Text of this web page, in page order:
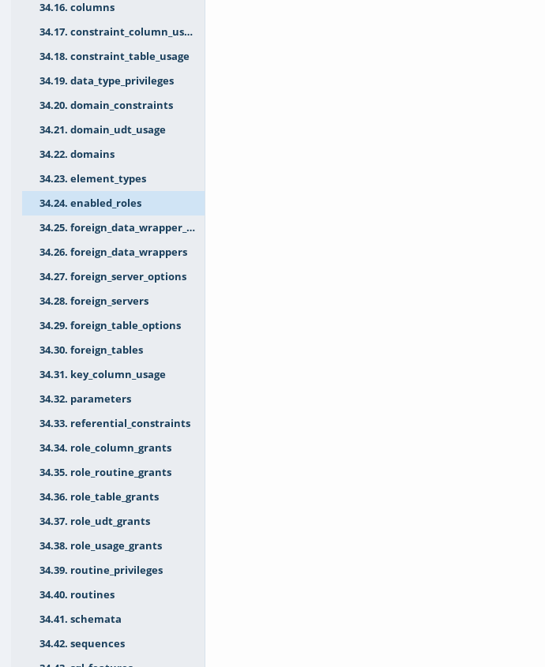
34.16. columns
34.17. constraint_column_usage
34.18. constraint_table_usage
34.19. data_type_privileges
34.20. domain_constraints
34.21. domain_udt_usage
34.22. domains
34.23. element_types
34.24. enabled_roles
34.25. foreign_data_wrapper_options
34.26. foreign_data_wrappers
34.27. foreign_server_options
34.28. foreign_servers
34.29. foreign_table_options
34.30. foreign_tables
34.31. key_column_usage
34.32. parameters
34.33. referential_constraints
34.34. role_column_grants
34.35. role_routine_grants
34.36. role_table_grants
34.37. role_udt_grants
34.38. role_usage_grants
34.39. routine_privileges
34.40. routines
34.41. schemata
34.42. sequences